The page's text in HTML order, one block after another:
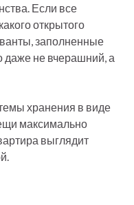
Если все
открытого
заполненные
даже не вчерашний, а
хранения в виде
максимально
выглядит